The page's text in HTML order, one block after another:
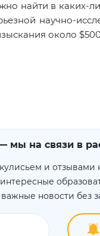
найти в каких-
научно-
около
мы на связи в
и отзывами
новости без